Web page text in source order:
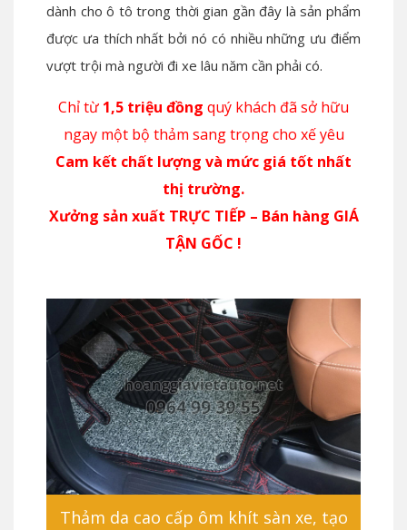
dành cho ô tô trong thời gian gần đây là sản phẩm
được ưa thích nhất bởi nó có nhiều những ưu điểm
vượt trội mà người đi xe lâu năm cần phải có.
Chỉ từ 1,5 triệu đồng quý khách đã sở hữu
ngay một bộ thảm sang trọng cho xế yêu
Cam kết chất lượng và mức giá tốt nhất
thị trường.
Xưởng sản xuất TRỰC TIẾP – Bán hàng GIÁ
TẬN GỐC !
Thảm da cao cấp ôm khít sàn xe, tạo